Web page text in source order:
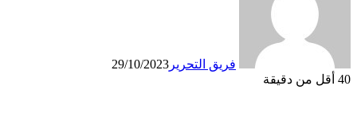
فريق التحرير 29/10/2023
40 أقل من دقيقة